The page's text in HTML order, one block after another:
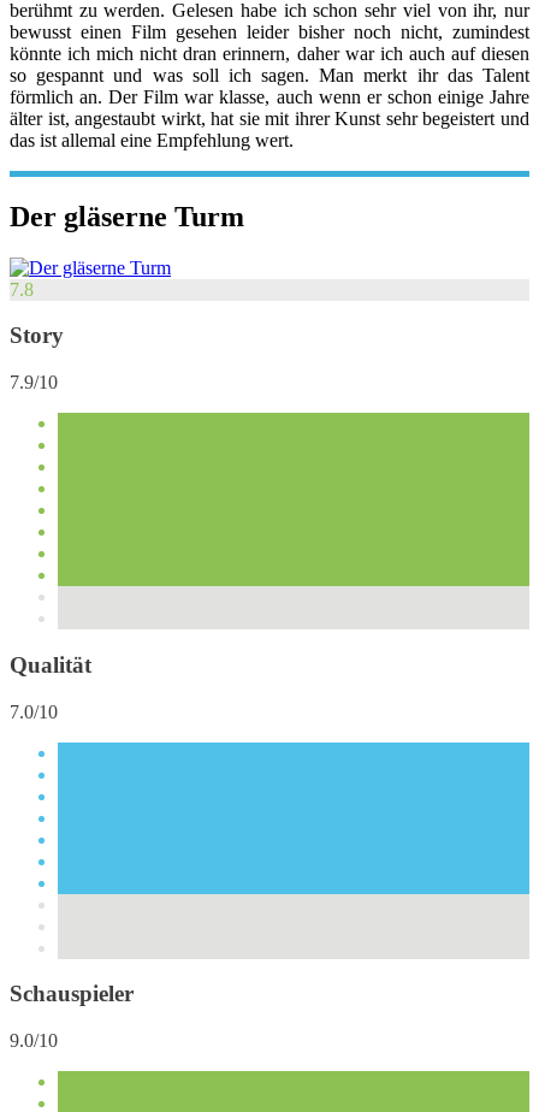
berühmt zu werden. Gelesen habe ich schon sehr viel von ihr, nur
bewusst einen Film gesehen leider bisher noch nicht, zumindest
könnte ich mich nicht dran erinnern, daher war ich auch auf diesen
so gespannt und was soll ich sagen. Man merkt ihr das Talent
förmlich an. Der Film war klasse, auch wenn er schon einige Jahre
älter ist, angestaubt wirkt, hat sie mit ihrer Kunst sehr begeistert und
das ist allemal eine Empfehlung wert.
Der gläserne Turm
7.8
Story
7.9/10
Qualität
7.0/10
Schauspieler
9.0/10